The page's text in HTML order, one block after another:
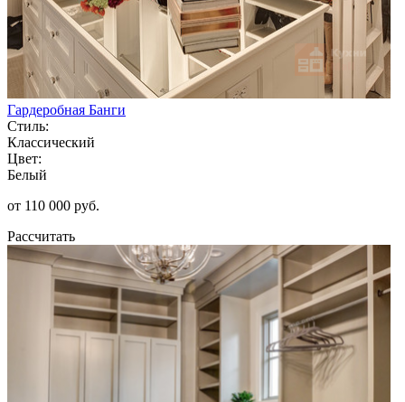
Гардеробная Банги
Стиль:
Классический
Цвет:
Белый
от 110 000 руб.
Рассчитать